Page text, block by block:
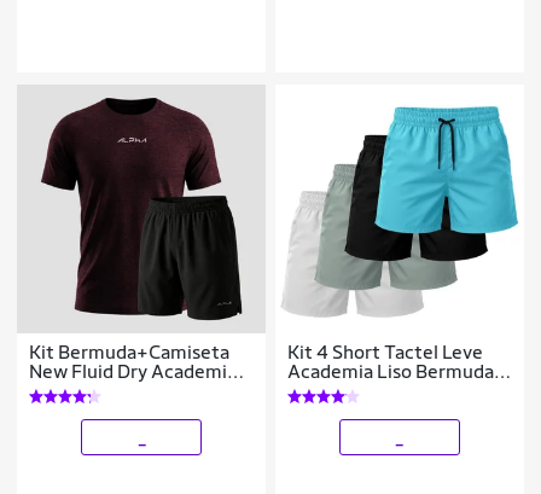
Kit Bermuda+Camiseta
New Fluid Dry Academia
Alpha
Kit 4 Short Tactel Leve
Academia Liso Bermuda
Masculina